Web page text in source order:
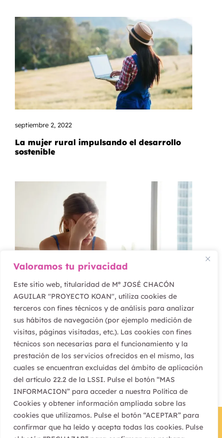
Valoramos tu privacidad
Este sitio web, titularidad de Mª JOSÉ CHACÓN
AGUILAR "PROYECTO KOAN", utiliza cookies de
terceros con fines técnicos y de análisis para analizar
sus hábitos de navegación (por ejemplo medición de
visitas, páginas visitadas, etc.). Las cookies con fines
técnicos son necesarias para el funcionamiento y la
prestación de los servicios ofrecidos en el mismo, las
cuales se encuentran excluidas del ámbito de aplicación
del artículo 22.2 de la LSSI. Pulse el botón “MAS
INFORMACION” para acceder a nuestra Política de
Cookies y obtener información ampliada sobre las
cookies que utilizamos. Pulse el botón “ACEPTAR” para
confirmar que ha leído y acepta todas las cookies. Pulse
septiembre 2, 2022
La mujer rural impulsando el desarrollo
sostenible
¿Vives o te preocupas?